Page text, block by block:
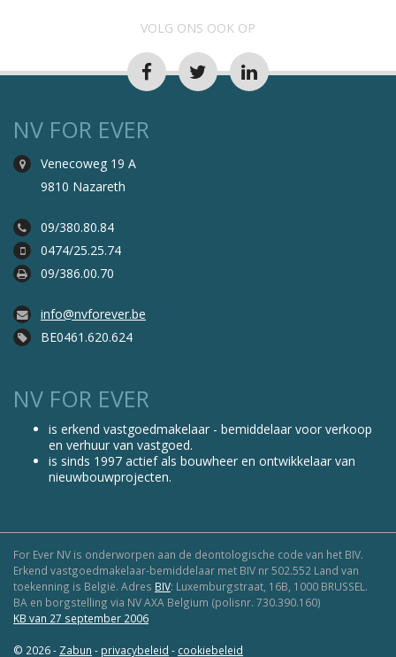
VOLG ONS OOK OP
NV FOR EVER
Venecoweg 19 A
9810 Nazareth
09/380.80.84
0474/25.25.74
09/386.00.70
info@nvforever.be
BE0461.620.624
NV FOR EVER
is erkend vastgoedmakelaar - bemiddelaar voor verkoop
en verhuur van vastgoed.
is sinds 1997 actief als bouwheer en ontwikkelaar van
nieuwbouwprojecten.
For Ever NV is onderworpen aan de deontologische code van het BIV.
Erkend vastgoedmakelaar-bemiddelaar met BIV nr 502.552 Land van
toekenning is België. Adres BIV: Luxemburgstraat, 16B, 1000 BRUSSEL.
BA en borgstelling via NV AXA Belgium (polisnr. 730.390.160)
KB van 27 september 2006
© 2026 - Zabun - privacybeleid - cookiebeleid